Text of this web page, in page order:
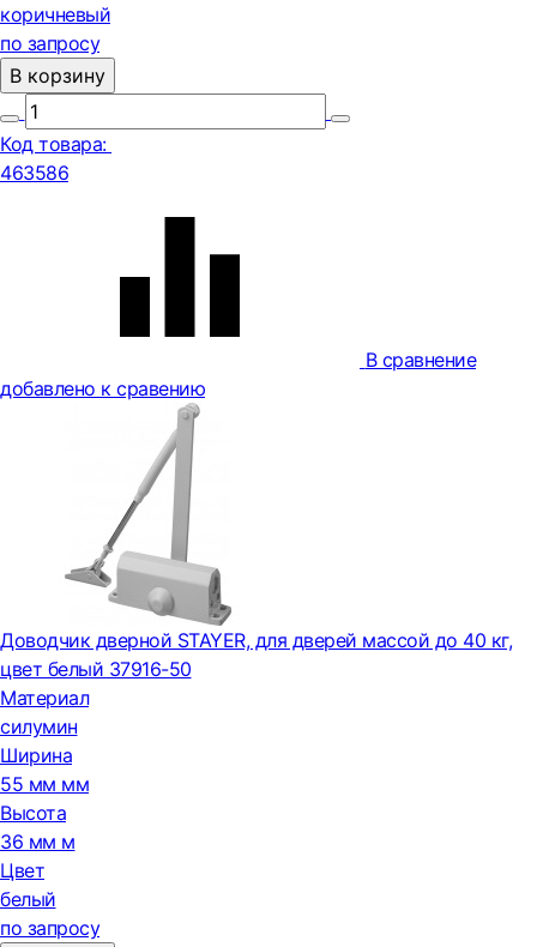
коричневый
по запросу
В корзину
Код товара:
463586
В сравнение
добавлено к сравению
Доводчик дверной STAYER, для дверей массой до 40 кг,
цвет белый 37916-50
Материал
силумин
Ширина
55 мм мм
Высота
36 мм м
Цвет
белый
по запросу